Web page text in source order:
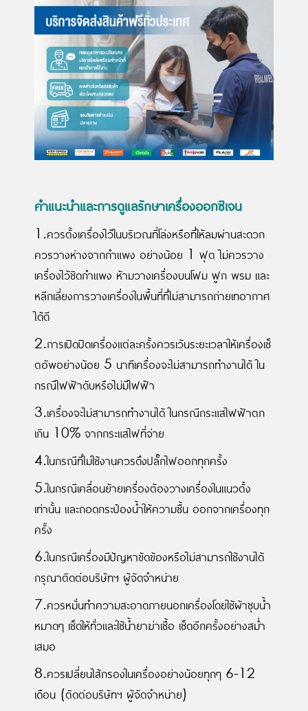
คำแนะนำและการดูแลรักษาเครื่องออกซิเจน
1.ควรตั้งเครื่องไว้ในบริเวณที่โล่งหรือที่ให้ลมผ่านสะดวก
ควรวางห่างจากกำแพง อย่างน้อย 1 ฟุต ไม่ควรวาง
เครื่องไว้ชิดกำแพง ห้ามวางเครื่องบนโฟม ฟูก พรม และ
หลีกเลี่ยงการวางเครื่องในพื้นที่ที่ไม่สามารถถ่ายเทอากาศ
ได้ดี
2.การเปิดปิดเครื่องแต่ละครั้งควรเว้นระยะเวลาให้เครื่องเซ็
ตอัพอย่างน้อย 5 นาทีเครื่องจะไม่สามารถทำงานได้ ใน
กรณีไฟฟ้าดับหรือไม่มีไฟฟ้า
3.เครื่องจะไม่สามารถทำงานได้ ในกรณีกระแสไฟฟ้าตก
เกิน 10% จากกระแสไฟที่จ่าย
4.ในกรณีที่ไม่ใช้งานควรดึงปลั๊กไฟออกทุกครั้ง
5.ในกรณีเคลื่อนย้ายเครื่องต้องวางเครื่องในแนวตั้ง
เท่านั้น และถอดกระป๋องนํ้าให้ความชื้น ออกจากเครื่องทุก
ครั้ง
6.ในกรณีเครื่องมีปัญหาขัดข้องหรือไม่สามารถใช้งานได้
กรุณาติดต่อบริษัทฯ ผู้จัดจำหน่าย
7.ควรหมั่นทำความสะอาดภายนอกเครื่องโดยใช้ผ้าชุบนํ้า
หมาดๆ เช็ดให้ทั่วและใช้นํ้ายาฆ่าเชื้อ เช็ดอีกครั้งอย่างสมํ่า
เสมอ
8.ควรเปลี่ยนไส้กรองในเครื่องอย่างน้อยทุกๆ 6-12
เดือน (ติดต่อบริษัทฯ ผู้จัดจำหน่าย)